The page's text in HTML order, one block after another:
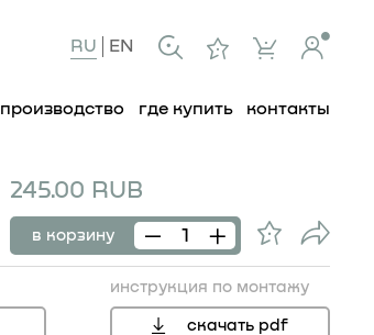
RU EN
производство где купить контакты
245.00 RUB
в корзину
инструкция по монтажу
скачать pdf